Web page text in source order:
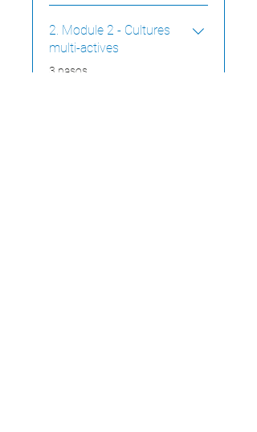
2. Module 2 - Cultures
multi-actives
.3 pasos